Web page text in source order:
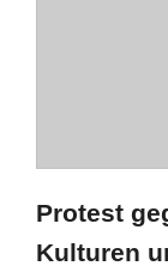
Protest
Kulturen